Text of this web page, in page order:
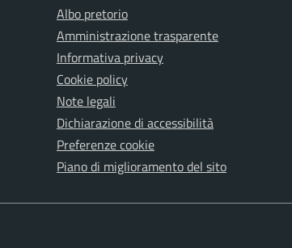
Albo pretorio
Amministrazione trasparente
Informativa privacy
Cookie policy
Note legali
Dichiarazione di accessibilità
Preferenze cookie
Piano di miglioramento del sito